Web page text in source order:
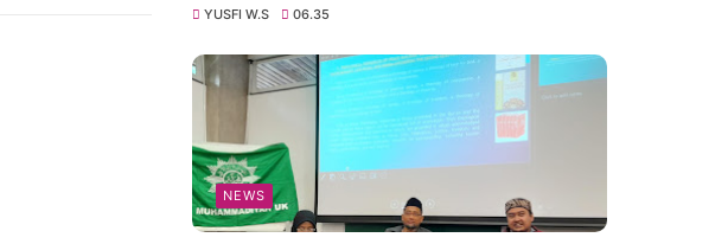
YUSFI W.S 06.35
NEWS